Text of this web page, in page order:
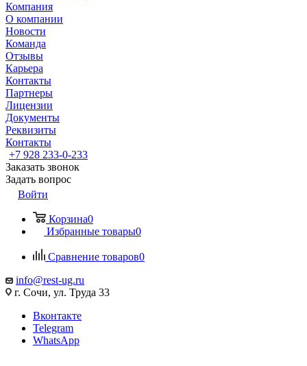
Компания
О компании
Новости
Команда
Отзывы
Карьера
Контакты
Партнеры
Лицензии
Документы
Реквизиты
Контакты
+7 928 233-0-233
Заказать звонок
Задать вопрос
Войти
Корзина0
Избранные товары0
Сравнение товаров0
info@rest-ug.ru
г. Сочи, ул. Труда 33
Вконтакте
Telegram
WhatsApp